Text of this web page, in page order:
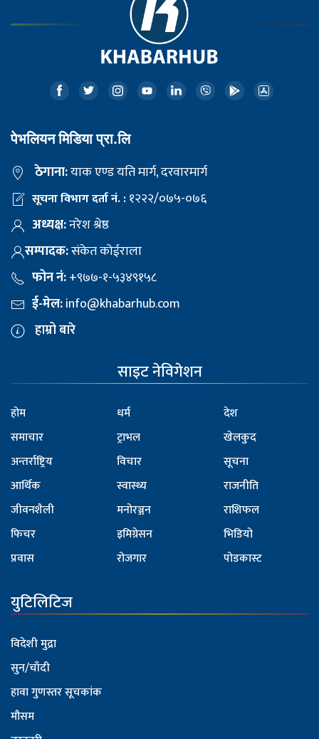
पेभलियन मिडिया प्रा.लि
ठेगाना:याक एण्ड यति मार्ग, दरवारमार्ग
सूचना विभाग दर्ता नं. :१२२२/०७५-०७६
अध्यक्ष:नरेश श्रेष्ठ
सम्पादक:संकेत कोईराला
फोन नं:+९७७-१-५३४९१५८
ई-मेल:info@khabarhub.com
हाम्रो बारे
साइट नेविगेशन
होम
समाचार
अन्तर्राष्ट्रिय
आर्थिक
जीवनशैली
फिचर
प्रवास
धर्म
ट्राभल
विचार
स्वास्थ्य
मनोरञ्जन
इमिग्रेसन
रोजगार
देश
खेलकुद
सूचना
राजनीति
राशिफल
भिडियो
पोडकास्ट
युटिलिटिज
विदेशी मुद्रा
सुन/चाँदी
हावा गुणस्तर सूचकांक
मौसम